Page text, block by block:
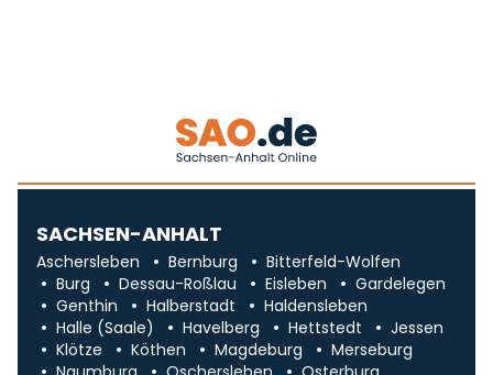
SACHSEN-ANHALT
Aschersleben Bernburg
Bitterfeld-Wolfen
Burg
Dessau-Roßlau Eisleben
Gardelegen
Genthin
Halberstadt
Haldensleben
Halle (Saale)
Havelberg Hettstedt
Jessen
Klötze
Köthen Magdeburg
Merseburg